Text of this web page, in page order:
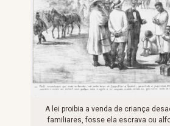
A lei proibia a venda de criança
familiares, fosse ela escrava ou